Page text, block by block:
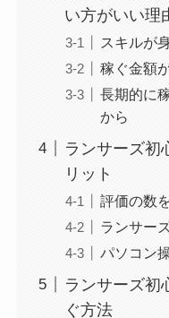
い方がいい理
スキルが
稼ぐ金額
長期的に
から
ランサーズ初
リット
評価の数
ランサー
パソコン
ランサーズ初
ぐ方法